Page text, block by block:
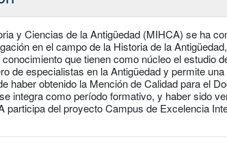
y Ciencias de la Antigüedad (MIHCA) se ha
en el campo de la Historia de la
que tienen como núcleo el estudio
de especialistas en la Antigüedad y permite
haber obtenido la Mención de Calidad para el
integra como período formativo, y haber sido
participa del proyecto Campus de Excelencia